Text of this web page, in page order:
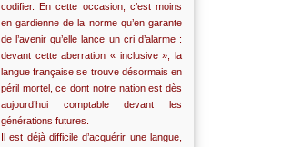
codifier. En cette occasion, c’est moins
en gardienne de la norme qu’en garante
de l’avenir qu’elle lance un cri d’alarme :
devant cette aberration « inclusive », la
langue française se trouve désormais en
péril mortel, ce dont notre nation est dès
aujourd’hui comptable devant les
générations futures.
Il est déjà difficile d’acquérir une langue,